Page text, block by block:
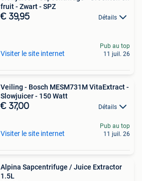
fruit - Zwart - SPZ
€ 39,95 Détails
Visiter le site internet
Pub au top
11 juil. 26
Veiling - Bosch MESM731M VitaExtract -
Slowjuicer - 150 Watt
€ 37,00 Détails
Visiter le site internet
Pub au top
11 juil. 26
Alpina Sapcentrifuge / Juice Extractor
1.5L